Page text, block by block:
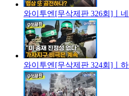
와이투엔[무삭제판 326회]ㅣ
와이투엔[무삭제판 324회]ㅣ